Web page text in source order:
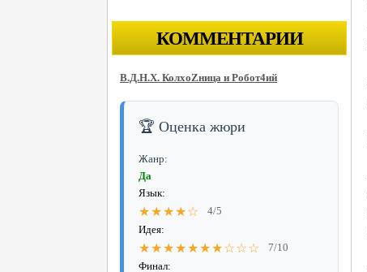
КОММЕНТАРИИ
В.Д.Н.Х. КолхоZница и Робот4ий
🏆 Оценка жюри
Жанр:
Да
Язык:
★★★★☆
4/5
Идея:
★★★★★★★☆☆☆
7/10
Финал: